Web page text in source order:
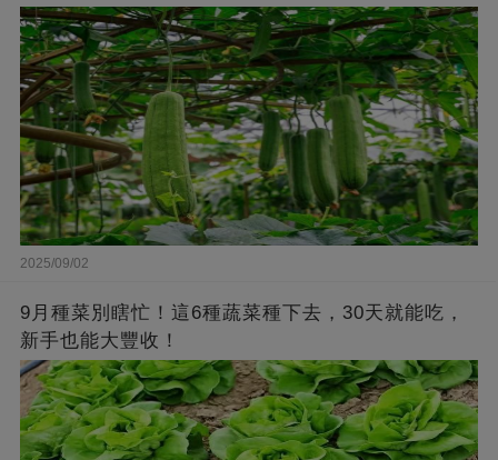
2025/09/02
9月種菜別瞎忙！這6種蔬菜種下去，30天就能吃，
新手也能大豐收！